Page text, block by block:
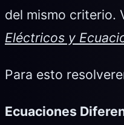
del mismo criterio.
Eléctricos y
Para esto
Ecuaciones